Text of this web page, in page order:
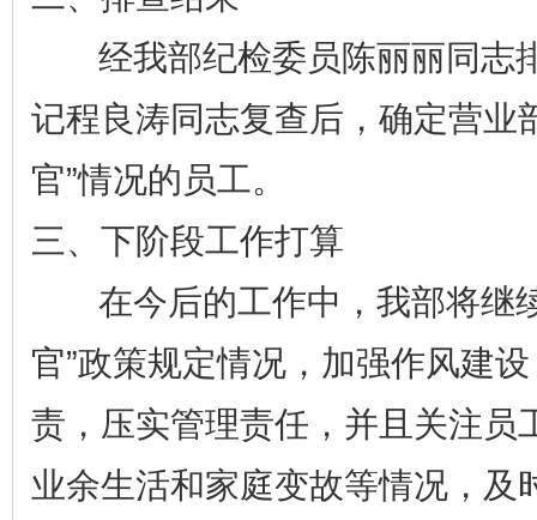
经我部纪检委员陈丽丽同志
记程良涛同志复查后，确定营业
官”情况的员工。
三、下阶段工作打算
在今后的工作中，我部将继
官”政策规定情况，加强作风建
责，压实管理责任，并且关注员
业余生活和家庭变故等情况，及